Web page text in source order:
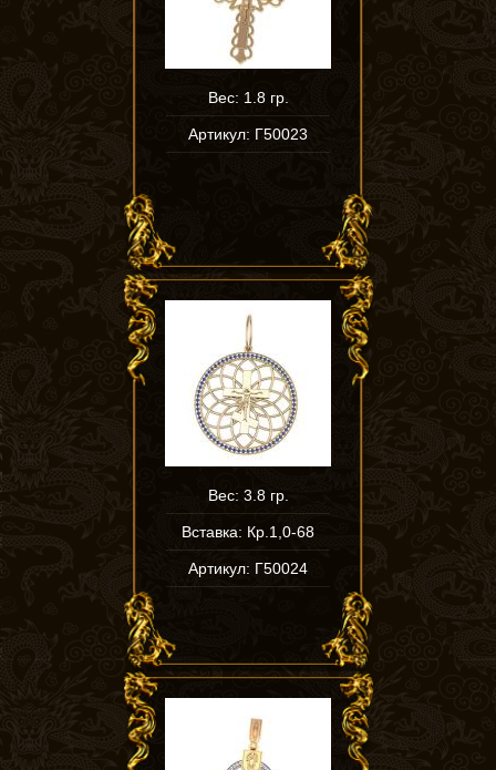
Вес: 1.8 гр.
Артикул: Г50023
Вес: 3.8 гр.
Вставка: Кр.1,0-68
Артикул: Г50024